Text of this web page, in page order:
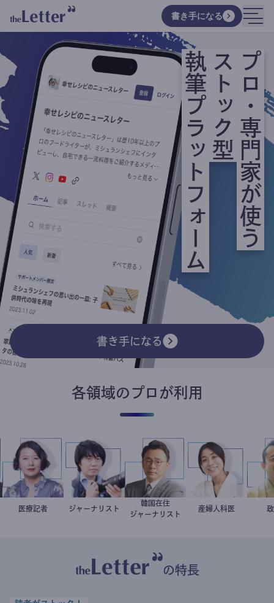
書き手になる
プロ・専門家が使う
ストック型
執筆プラットフォーム
書き手になる
各領域のプロが利用
岩永直子
医療記者 志葉玲
ジャーナリスト 徐台教
韓国在住
ジャーナリスト
稲葉可奈子
産婦人科医
の特長